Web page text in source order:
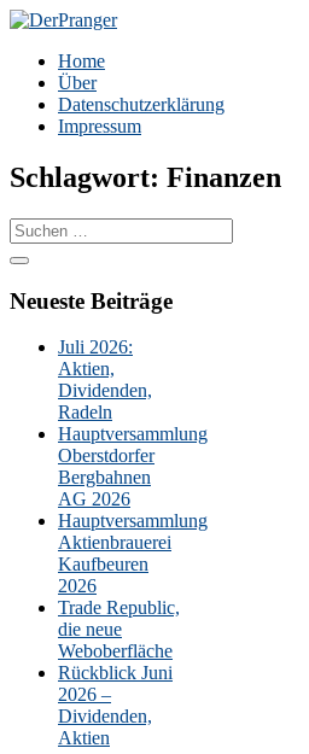
Zum
springen
DerPranger
Finanzen, Freiheit, Prangerei
Home
Über
Datenschutzerklärung
Impressum
Schlagwort: Finanzen
Suche
nach:
Neueste Beiträge
Juli 2026:
Aktien,
Dividenden,
Radeln
Hauptversammlung
Oberstdorfer
Bergbahnen
AG 2026
Hauptversammlung
Aktienbrauerei
Kaufbeuren
2026
Trade Republic,
die neue
Weboberfläche
Rückblick Juni
2026 –
Dividenden,
Aktien